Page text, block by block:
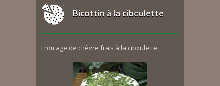
Bicottin à la ciboulette
Fromage de chèvre frais à la ciboulette.